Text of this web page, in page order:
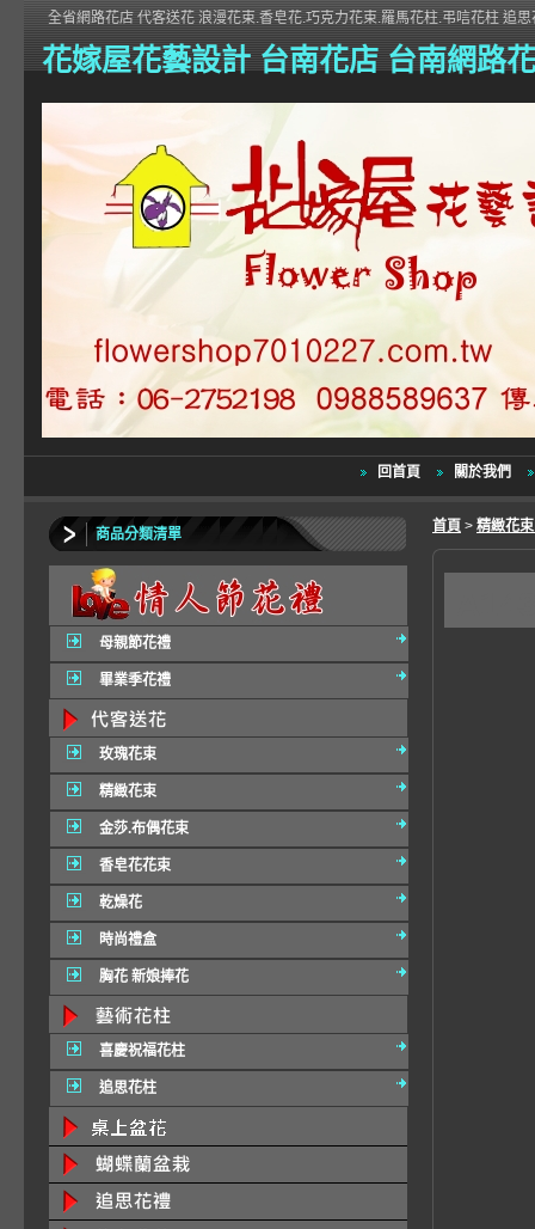
花嫁屋花藝設計 台南花店 台南網路
全省網路花店 代客送花 浪漫花束.香皂花.巧克力花束.羅馬花柱.弔唁花柱 追
回首頁 關於我們
商品分類清單
母親節花禮
畢業季花禮
玫瑰花束
精緻花束
金莎.布偶花束
香皂花花束
乾燥花
時尚禮盒
胸花 新娘捧花
喜慶祝福花柱
追思花柱
首頁 > 精緻花